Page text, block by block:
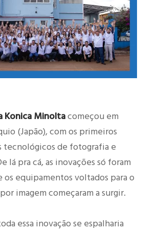
Konica Minoltacomeçou em
(Japão), com os primeiros
tecnológicos de fotografia e
lá pra cá, as inovações só foram
os equipamentos voltados para o
imagem começaram a surgir.
essa inovação se espalharia